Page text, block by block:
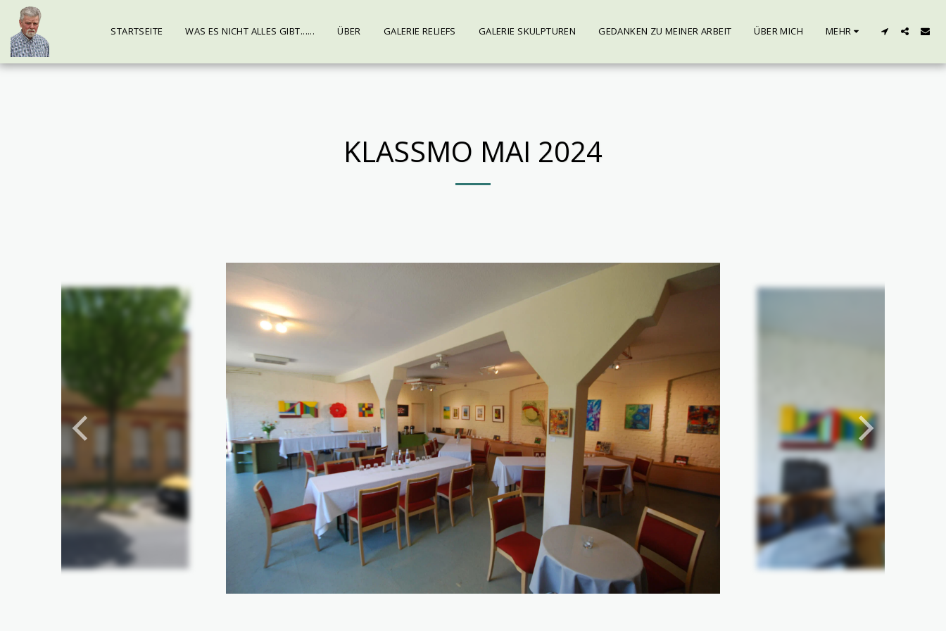
STARTSEITE WAS ES NICHT ALLES GIBT...... ÜBER GALERIE RELIEFS GALERIE SKULPTUREN GEDANKEN ZU MEINER ARBEIT ÜBER MICH MEHR
KLASSMO MAI 2024